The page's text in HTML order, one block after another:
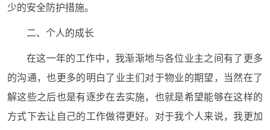
少的安全防护措施。
二、个人的成长
在这一年的工作中，我渐渐地与各位业主之间有了更多
的沟通，也更多的明白了业主们对于物业的期望，当然在了
解这些之后也是有逐步在去实施，也就是希望能够在这样的
方式下去让自己的工作做得更好。对于我个人来说，我更加